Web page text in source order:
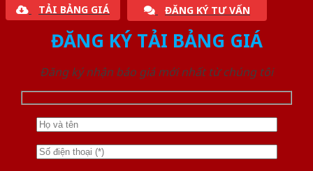
TẢI BẢNG GIÁ ĐĂNG KÝ TƯ VẤN
ĐĂNG KÝ TẢI BẢNG GIÁ
Đăng ký nhận báo giá mới nhất từ chúng tôi